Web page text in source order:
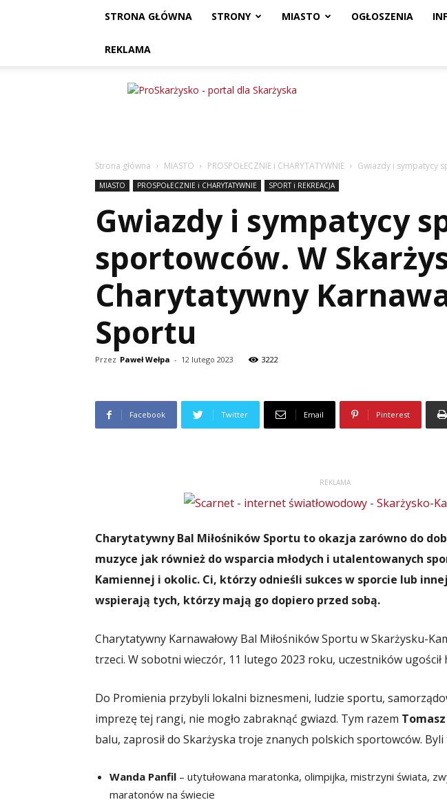
STRONA GŁÓWNA STRONY MIASTO OGŁOSZENIA
REKLAMA
ProSkarżysko
Strona główna MIASTO PROSPOŁECZNIE i CHARYTATYWNIE Gwiazdy i sympatycy
MIASTO PROSPOŁECZNIE i CHARYTATYWNIE SPORT i REKREACJA
Gwiazdy i sympatycy
sportowców. W
Charytatywny
Sportu
Przez Paweł Wełpa - 12 lutego 2023 3222
Facebook Twitter Email Pinterest
REKLAMA
Charytatywny Bal Miłośników Sportu to okazja zarówno do
muzyce jak również do wsparcia młodych i utalentowanych
Kamiennej i okolic. Ci, którzy odnieśli sukces w sporcie lub
wspierają tych, którzy mają go dopiero przed sobą.
Charytatywny Karnawałowy Bal Miłośników Sportu w Skarżysku-
trzeci. W sobotni wieczór, 11 lutego 2023 roku, uczestników ugościł
Do Promienia przybyli lokalni biznesmeni, ludzie sportu,
imprezę tej rangi, nie mogło zabraknąć gwiazd. Tym razem
balu, zaprosił do Skarżyska troje znanych polskich sportowców. Byli
Wanda Panfil – utytułowana maratonka, olimpijka, mistrzyni świata,
maratonów na świecie